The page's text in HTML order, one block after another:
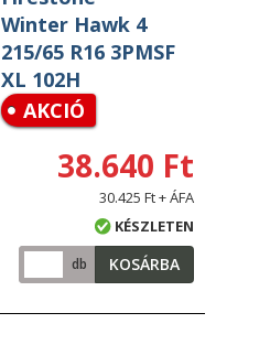
Winter Hawk 4
215/65 R16 3PMSF
XL 102H
AKCIÓ
38.640 Ft
30.425 Ft + ÁFA
KÉSZLETEN
db KOSÁRBA